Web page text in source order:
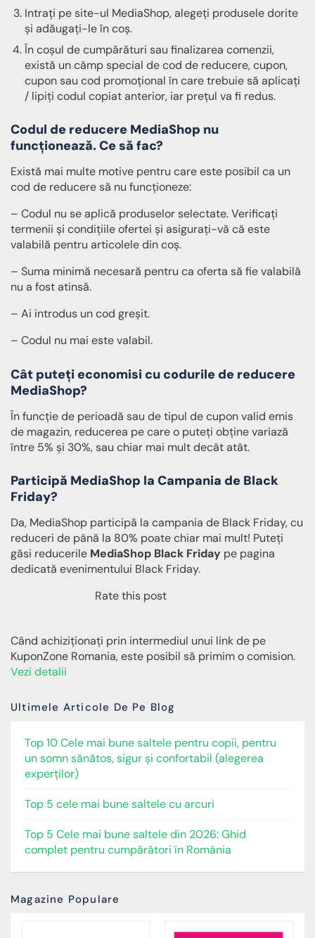
Intrați pe site-ul MediaShop, alegeți produsele dorite
și adăugați-le în coș.
În coșul de cumpărături sau finalizarea comenzii,
există un câmp special de cod de reducere, cupon,
cupon sau cod promoțional în care trebuie să aplicați
/ lipiți codul copiat anterior, iar prețul va fi redus.
Codul de reducere MediaShop nu
funcționează. Ce să fac?
Există mai multe motive pentru care este posibil ca un
cod de reducere să nu funcționeze:
– Codul nu se aplică produselor selectate. Verificați
termenii și condițiile ofertei și asigurați-vă că este
valabilă pentru articolele din coș.
– Suma minimă necesară pentru ca oferta să fie valabilă
nu a fost atinsă.
– Ai introdus un cod greșit.
– Codul nu mai este valabil.
Cât puteți economisi cu codurile de reducere
MediaShop?
În funcție de perioadă sau de tipul de cupon valid emis
de magazin, reducerea pe care o puteți obține variază
între 5% și 30%, sau chiar mai mult decât atât.
Participă MediaShop la Campania de Black
Friday?
Da, MediaShop participă la campania de Black Friday, cu
reduceri de până la 80% poate chiar mai mult! Puteți
găsi reducerile MediaShop Black Friday pe pagina
dedicată evenimentului Black Friday.
Rate this post
Când achiziționați prin intermediul unui link de pe
KuponZone Romania, este posibil să primim o comision.
Vezi detalii
Ultimele Articole De Pe Blog
Top 10 Cele mai bune saltele pentru copii, pentru
un somn sănătos, sigur și confortabil (alegerea
experților)
Top 5 cele mai bune saltele cu arcuri
Top 5 Cele mai bune saltele din 2026: Ghid
complet pentru cumpărători în România
Magazine Populare